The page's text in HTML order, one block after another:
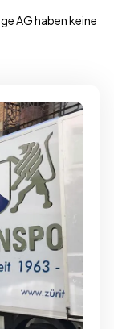
AG haben keine